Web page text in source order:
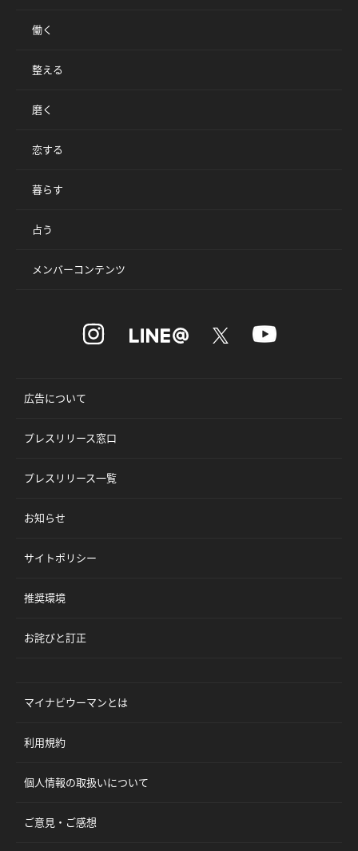
働く
整える
磨く
恋する
暮らす
占う
メンバーコンテンツ
広告について
プレスリリース窓口
プレスリリース一覧
お知らせ
サイトポリシー
推奨環境
お詫びと訂正
マイナビウーマンとは
利用規約
個人情報の取扱いについて
ご意見・ご感想